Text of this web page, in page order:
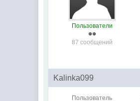
Пользователи
87 сообщений
Kalinka099
Пользователь